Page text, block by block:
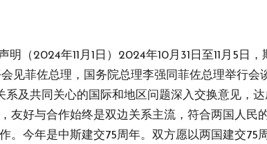
（2024年11月1日）2024年10月31日至11月5日
见菲佐总理，国务院总理李强同菲佐总理举行会
及共同关心的国际和地区问题深入交换意见，
好与合作始终是双边关系主流，符合两国人民
今年是中斯建交75周年。双方愿以两国建交75